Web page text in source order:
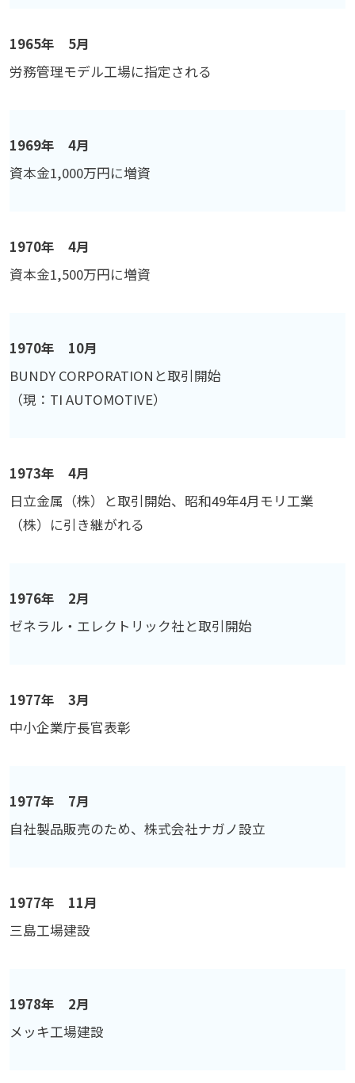
1965年 5月
労務管理モデル工場に指定される
1969年 4月
資本金1,000万円に増資
1970年 4月
資本金1,500万円に増資
1970年 10月
BUNDY CORPORATIONと取引開始
（現：TI AUTOMOTIVE）
1973年 4月
日立金属（株）と取引開始、昭和49年4月モリ工業
（株）に引き継がれる
1976年 2月
ゼネラル・エレクトリック社と取引開始
1977年 3月
中小企業庁長官表彰
1977年 7月
自社製品販売のため、株式会社ナガノ設立
1977年 11月
三島工場建設
1978年 2月
メッキ工場建設